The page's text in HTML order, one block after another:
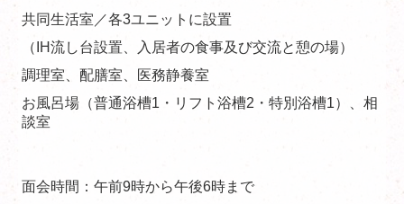
共同生活室／各3ユニットに設置
（IH流し台設置、入居者の食事及び交流と憩の場）
調理室、配膳室、医務静養室
お風呂場（普通浴槽1・リフト浴槽2・特別浴槽1）、相
談室
面会時間：午前9時から午後6時まで